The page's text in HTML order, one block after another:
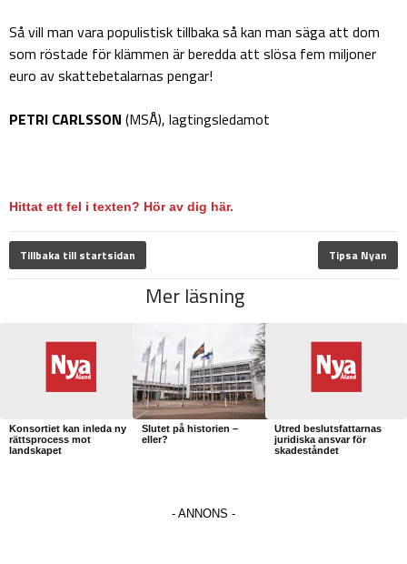
Så vill man vara populistisk tillbaka så kan man säga att dom
som röstade för klämmen är beredda att slösa fem miljoner
euro av skattebetalarnas pengar!
PETRI CARLSSON (MSÅ), lagtingsledamot
Hittat ett fel i texten? Hör av dig här.
Tillbaka till startsidan Tipsa Nyan
Mer läsning
Konsortiet kan inleda ny
rättsprocess mot
landskapet
Slutet på historien –
eller?
Utred beslutsfattarnas
juridiska ansvar för
skadeståndet